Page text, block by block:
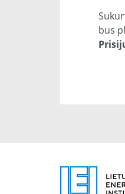
bus